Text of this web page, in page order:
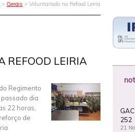
> Gerais > Voluntariado na Refood Leiria
REFOOD LEIRIA
Regimento
passado dia
22 horas,
de
252
21